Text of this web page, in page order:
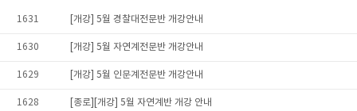
1631 [개강] 5월 경찰대전문반 개강안내
1630 [개강] 5월 자연계전문반 개강안내
1629 [개강] 5월 인문계전문반 개강안내
1628 [종로][개강] 5월 자연계반 개강 안내